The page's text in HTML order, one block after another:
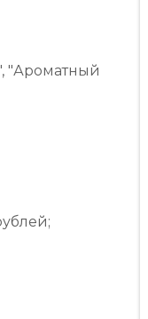
"Ароматный